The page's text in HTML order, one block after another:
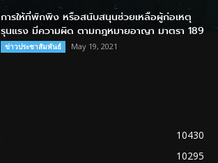
การให้ที่พักพิง หรือสนับสนุนช่วยเหลือผู้ก่อเหตุ
รุนแรง มีความผิด ตามกฎหมายอาญา มาตรา 189
ข่าวประชาสัมพันธ์ May 19, 2021
10430
10295